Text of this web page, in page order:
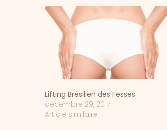
Lifting Brésilien des Fesses
décembre 29, 2017
Article similaire